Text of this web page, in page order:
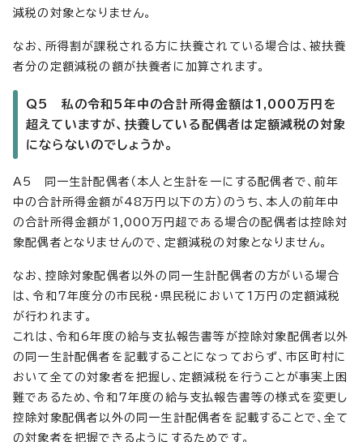
減税の対象となりません。
なお、所得割が課税される方に扶養されている場合は、被扶養
者分の定額減税の額が扶養者に加算されます。
Q5 私の令和5年中の合計所得金額は1,000万円を
超えていますが、扶養している配偶者は定額減税の対象
にならないのでしょうか。
A5 同一生計配偶者（本人と生計を一にする配偶者で、前年
中の合計所得金額が48万円以下の方）のうち、本人の前年中
の合計所得金額が1,000万円超である場合の配偶者は控除対
象配偶者となりませんので、定額減税の対象となりません。
なお、控除対象配偶者以外の同一生計配偶者の方がいる場合
は、令和7年度分の市民税・県民税において1万円の定額減税
が行われます。
これは、令和6年度の給与支払報告書等が控除対象配偶者以外
の同一生計配偶者を記載することになっておらず、市区町村に
おいて全ての対象者を把握し、定額減税を行うことが事実上困
難であるため、令和7年度の給与支払報告書等の様式を変更し
控除対象配偶者以外の同一生計配偶者を記載することで、全て
の対象者を把握できるようにするためです。